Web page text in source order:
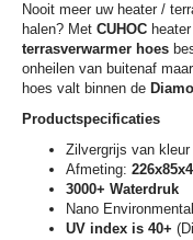
Nooit meer uw heater /
halen? Met CUHOC
terrasverwarmer hoes
onheilen van buitenaf
hoes valt binnen de
Productspecificaties
Zilvergrijs van kleur
Afmeting:
3000+ Waterdruk
Nano
UV index is 40+